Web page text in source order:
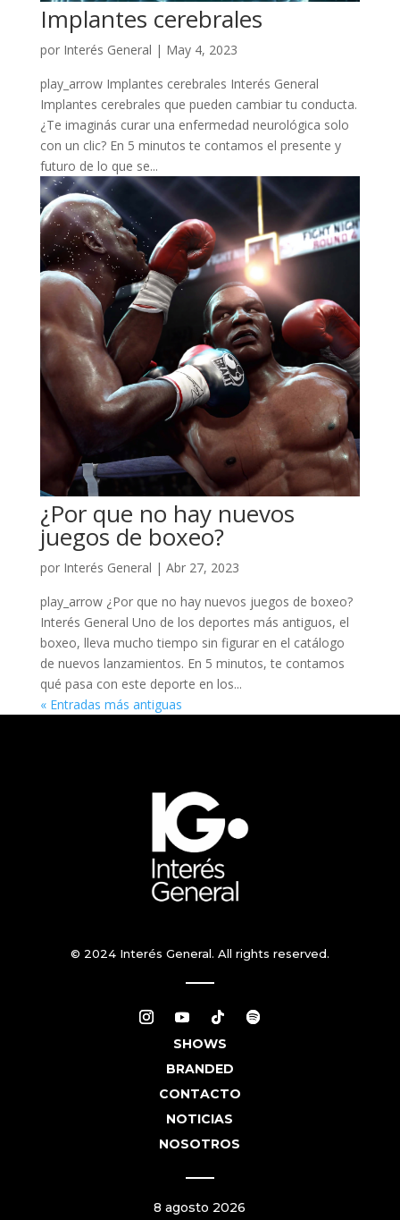
Implantes cerebrales
por Interés General | May 4, 2023
play_arrow Implantes cerebrales Interés General
Implantes cerebrales que pueden cambiar tu conducta.
¿Te imaginás curar una enfermedad neurológica solo
con un clic? En 5 minutos te contamos el presente y
futuro de lo que se...
¿Por que no hay nuevos
juegos de boxeo?
por Interés General | Abr 27, 2023
play_arrow ¿Por que no hay nuevos juegos de boxeo?
Interés General Uno de los deportes más antiguos, el
boxeo, lleva mucho tiempo sin figurar en el catálogo
de nuevos lanzamientos. En 5 minutos, te contamos
qué pasa con este deporte en los...
« Entradas más antiguas
© 2024 Interés General. All rights reserved.
SHOWS
BRANDED
CONTACTO
NOTICIAS
NOSOTROS
8 agosto 2026